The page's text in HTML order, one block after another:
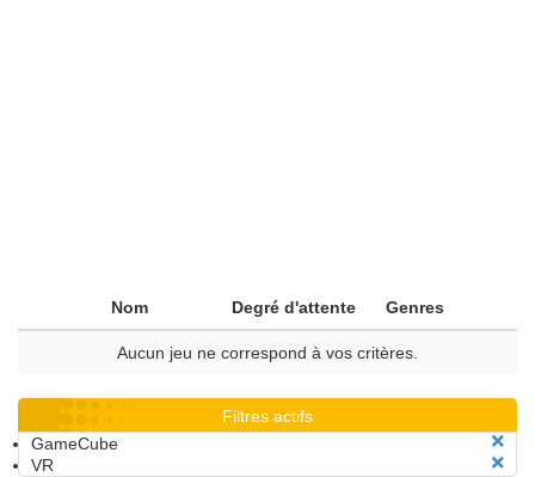
Nom Degré d'attente Genres
Aucun jeu ne correspond à vos critères.
Filtres actifs
GameCube
VR